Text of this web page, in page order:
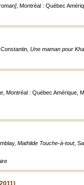
, Montréal : Québec
Une maman pour
, Montréal : Québec Amérique,
Mathilde Touche-à-tout,